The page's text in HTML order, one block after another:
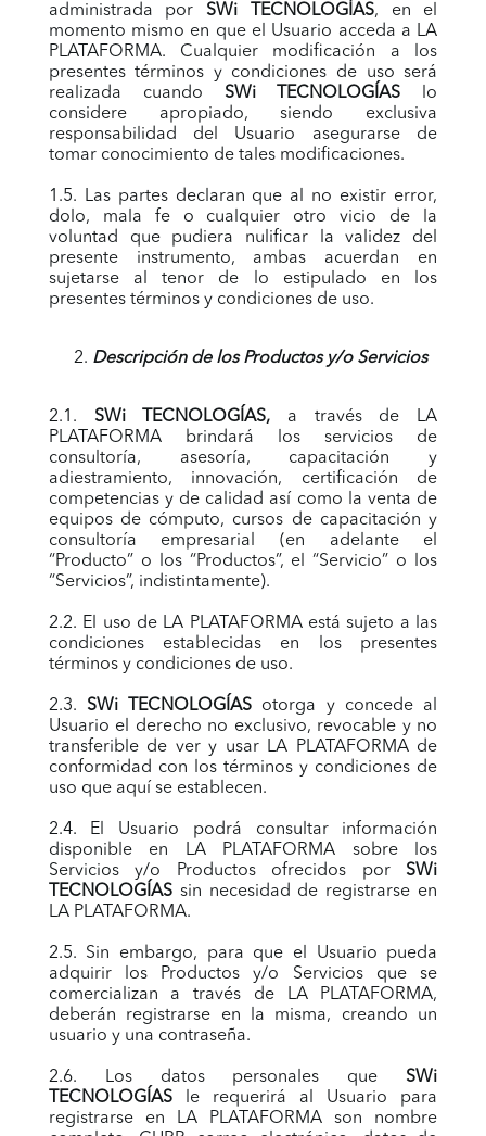
administrada por SWi TECNOLOGÍAS, en el
momento mismo en que el Usuario acceda a LA
PLATAFORMA. Cualquier modificación a los
presentes términos y condiciones de uso será
realizada cuando SWi TECNOLOGÍAS lo
considere apropiado, siendo exclusiva
responsabilidad del Usuario asegurarse de
tomar conocimiento de tales modificaciones.
1.5. Las partes declaran que al no existir error,
dolo, mala fe o cualquier otro vicio de la
voluntad que pudiera nulificar la validez del
presente instrumento, ambas acuerdan en
sujetarse al tenor de lo estipulado en los
presentes términos y condiciones de uso.
Descripción de los Productos y/o Servicios
2.1. SWi TECNOLOGÍAS, a través de LA
PLATAFORMA brindará los servicios de
consultoría, asesoría, capacitación y
adiestramiento, innovación, certificación de
competencias y de calidad así como la venta de
equipos de cómputo, cursos de capacitación y
consultoría empresarial (en adelante el
“Producto” o los “Productos”, el “Servicio” o los
“Servicios”, indistintamente).
2.2. El uso de LA PLATAFORMA está sujeto a las
condiciones establecidas en los presentes
términos y condiciones de uso.
2.3. SWi TECNOLOGÍAS otorga y concede al
Usuario el derecho no exclusivo, revocable y no
transferible de ver y usar LA PLATAFORMA de
conformidad con los términos y condiciones de
uso que aquí se establecen.
2.4. El Usuario podrá consultar información
disponible en LA PLATAFORMA sobre los
Servicios y/o Productos ofrecidos por SWi
TECNOLOGÍASsin necesidad de registrarse en
LA PLATAFORMA.
2.5. Sin embargo, para que el Usuario pueda
adquirir los Productos y/o Servicios que se
comercializan a través de LA PLATAFORMA,
deberán registrarse en la misma, creando un
usuario y una contraseña.
2.6. Los datos personales que SWi
TECNOLOGÍASle requerirá al Usuario para
registrarse en LA PLATAFORMA son nombre